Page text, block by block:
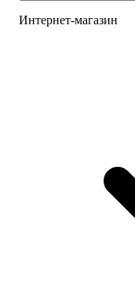
Интернет-магазин